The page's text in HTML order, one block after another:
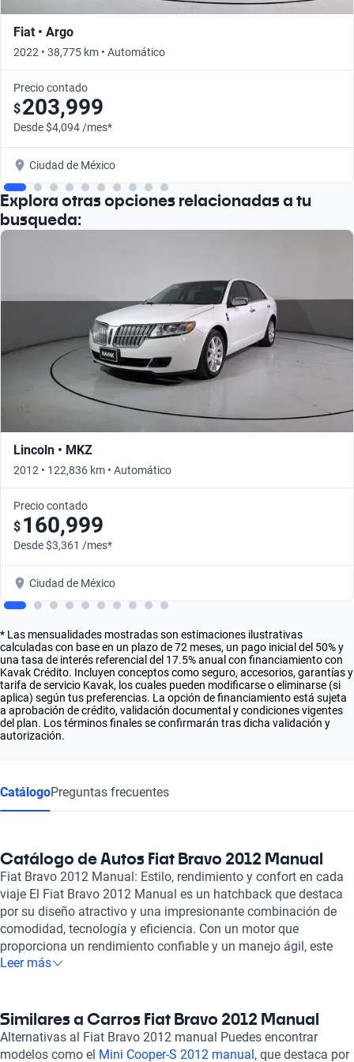
Fiat • Argo
2022 • 38,775 km • Automático
Precio contado
$203,999
Desde $4,094 /mes*
Ciudad de México
Explora otras opciones relacionadas a tu
busqueda:
Lincoln • MKZ
2012 • 122,836 km • Automático
Precio contado
$ 160,999
Desde $3,361 /mes*
Ciudad de México
* Las mensualidades mostradas son estimaciones ilustrativas
calculadas con base en un plazo de 72 meses, un pago inicial del 50% y
una tasa de interés referencial del 17.5% anual con financiamiento con
Kavak Crédito. Incluyen conceptos como seguro, accesorios, garantías y
tarifa de servicio Kavak, los cuales pueden modificarse o eliminarse (si
aplica) según tus preferencias. La opción de financiamiento está sujeta
a aprobación de crédito, validación documental y condiciones vigentes
del plan. Los términos finales se confirmarán tras dicha validación y
autorización.
CatálogoPreguntas frecuentes
Catálogo de Autos Fiat Bravo 2012 Manual
Fiat Bravo 2012 Manual: Estilo, rendimiento y confort en cada
viaje El Fiat Bravo 2012 Manual es un hatchback que destaca
por su diseño atractivo y una impresionante combinación de
comodidad, tecnología y eficiencia. Con un motor que
proporciona un rendimiento confiable y un manejo ágil, este
modelo se convierte en la opción ideal para quienes buscan un
del Fiat Bravo 2012 es su interior, que ofrece un ambiente
espacioso y bien diseñado, con acabados de calidad que
generan una sensación de confort inmediato. Los asientos son
Leer más
Similares a Carros Fiat Bravo 2012 Manual
Alternativas al Fiat Bravo 2012 manual Puedes encontrar
modelos como el Mini Cooper-S 2012 manual, que destaca por